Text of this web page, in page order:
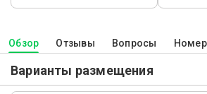
Обзор Отзывы Вопросы
Варианты размещения